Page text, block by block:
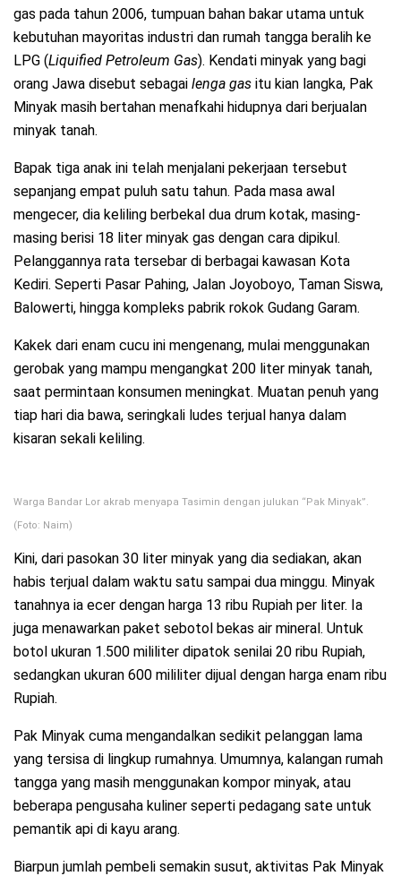
gas pada tahun 2006, tumpuan bahan bakar utama untuk
kebutuhan mayoritas industri dan rumah tangga beralih ke
LPG (Liquified Petroleum Gas). Kendati minyak yang bagi
orang Jawa disebut sebagai lenga gas itu kian langka, Pak
Minyak masih bertahan menafkahi hidupnya dari berjualan
minyak tanah.
Bapak tiga anak ini telah menjalani pekerjaan tersebut
sepanjang empat puluh satu tahun. Pada masa awal
mengecer, dia keliling berbekal dua drum kotak, masing-
masing berisi 18 liter minyak gas dengan cara dipikul.
Pelanggannya rata tersebar di berbagai kawasan Kota
Kediri. Seperti Pasar Pahing, Jalan Joyoboyo, Taman Siswa,
Balowerti, hingga kompleks pabrik rokok Gudang Garam.
Kakek dari enam cucu ini mengenang, mulai menggunakan
gerobak yang mampu mengangkat 200 liter minyak tanah,
saat permintaan konsumen meningkat. Muatan penuh yang
tiap hari dia bawa, seringkali ludes terjual hanya dalam
kisaran sekali keliling.
Warga Bandar Lor akrab menyapa Tasimin dengan julukan “Pak Minyak”.
(Foto: Naim)
Kini, dari pasokan 30 liter minyak yang dia sediakan, akan
habis terjual dalam waktu satu sampai dua minggu. Minyak
tanahnya ia ecer dengan harga 13 ribu Rupiah per liter. Ia
juga menawarkan paket sebotol bekas air mineral. Untuk
botol ukuran 1.500 mililiter dipatok senilai 20 ribu Rupiah,
sedangkan ukuran 600 mililiter dijual dengan harga enam ribu
Rupiah.
Pak Minyak cuma mengandalkan sedikit pelanggan lama
yang tersisa di lingkup rumahnya. Umumnya, kalangan rumah
tangga yang masih menggunakan kompor minyak, atau
beberapa pengusaha kuliner seperti pedagang sate untuk
pemantik api di kayu arang.
Biarpun jumlah pembeli semakin susut, aktivitas Pak Minyak